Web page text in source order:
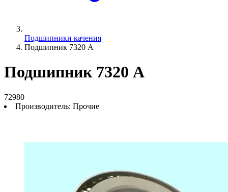
Подшипники качения
Подшипник 7320 А
Подшипник 7320 А
72980
Производитель: Прочие